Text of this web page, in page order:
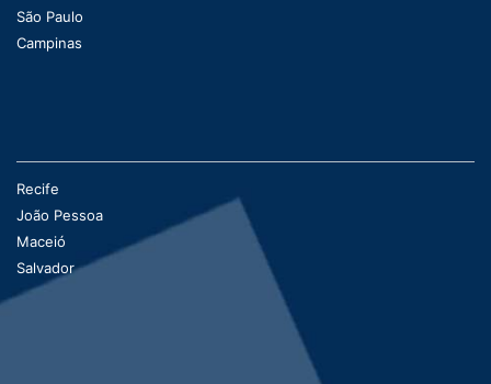
São Paulo
Campinas
Recife
João Pessoa
Maceió
Salvador